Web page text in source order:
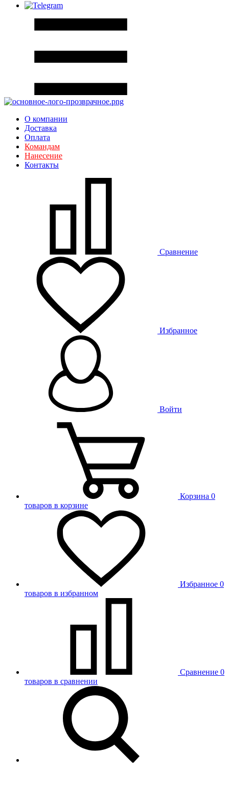
О компании
Доставка
Оплата
Командам
Нанесение
Контакты
Сравнение
Избранное
Войти
Корзина 0
товаров в корзине
Избранное 0
товаров в избранном
Сравнение 0
товаров в сравнении